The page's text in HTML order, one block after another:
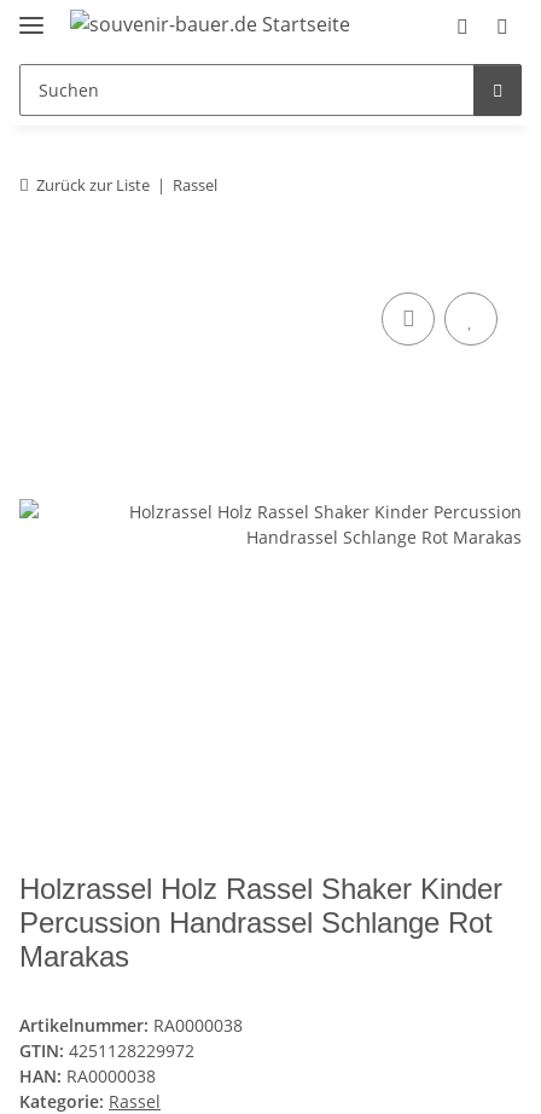
Zurück zur Liste Rassel
Holzrassel Holz Rassel Shaker Kinder
Percussion Handrassel Schlange Rot
Marakas
Artikelnummer: RA0000038
GTIN: 4251128229972
HAN: RA0000038
Kategorie: Rassel